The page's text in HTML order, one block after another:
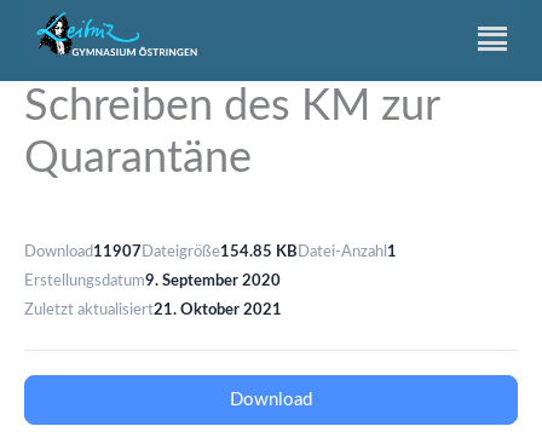
Schreiben des KM zur
Quarantäne
Download 11907 Dateigröße154.85 KB Datei-Anzahl 1
Erstellungsdatum9. September 2020
Zuletzt aktualisiert21. Oktober 2021
Download